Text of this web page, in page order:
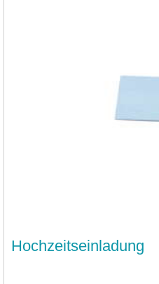
Hochzeitseinladung